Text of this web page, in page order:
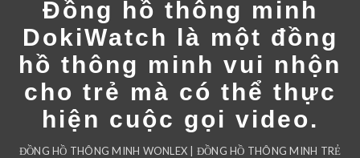
Đồng hồ thông minh
DokiWatch là một đồng
hồ thông minh vui nhộn
cho trẻ mà có thể thực
hiện cuộc gọi video.
ĐỒNG HỒ THÔNG MINH WONLEX | ĐỒNG HỒ THÔNG MINH TRẺ